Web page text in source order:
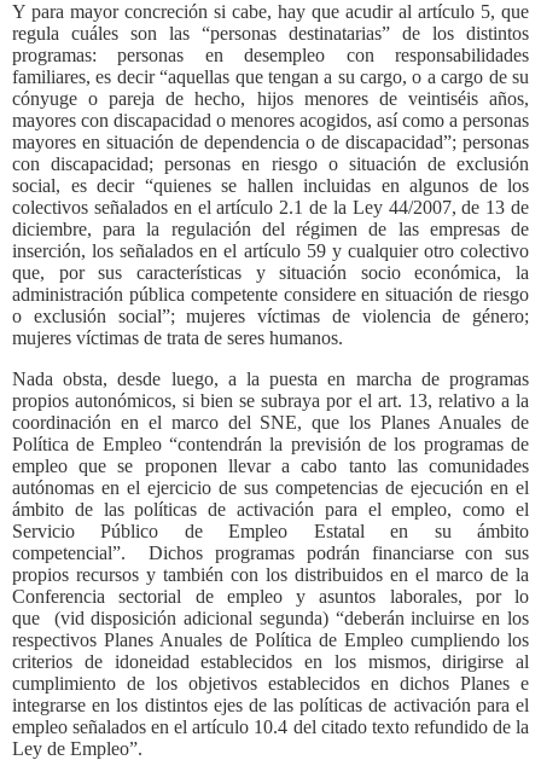
Y para mayor concreción si cabe, hay que acudir al artículo 5, que
regula cuáles son las “personas destinatarias” de los distintos
programas: personas en desempleo con responsabilidades
familiares, es decir “aquellas que tengan a su cargo, o a cargo de su
cónyuge o pareja de hecho, hijos menores de veintiséis años,
mayores con discapacidad o menores acogidos, así como a personas
mayores en situación de dependencia o de discapacidad”; personas
con discapacidad; personas en riesgo o situación de exclusión
social, es decir “quienes se hallen incluidas en algunos de los
colectivos señalados en el artículo 2.1 de la Ley 44/2007, de 13 de
diciembre, para la regulación del régimen de las empresas de
inserción, los señalados en el artículo 59 y cualquier otro colectivo
que, por sus características y situación socio económica, la
administración pública competente considere en situación de riesgo
o exclusión social”; mujeres víctimas de violencia de género;
mujeres víctimas de trata de seres humanos.
Nada obsta, desde luego, a la puesta en marcha de programas
propios autonómicos, si bien se subraya por el art. 13, relativo a la
coordinación en el marco del SNE, que los Planes Anuales de
Política de Empleo “contendrán la previsión de los programas de
empleo que se proponen llevar a cabo tanto las comunidades
autónomas en el ejercicio de sus competencias de ejecución en el
ámbito de las políticas de activación para el empleo, como el
Servicio Público de Empleo Estatal en su ámbito
competencial”. Dichos programas podrán financiarse con sus
propios recursos y también con los distribuidos en el marco de la
Conferencia sectorial de empleo y asuntos laborales, por lo
que (vid disposición adicional segunda) “deberán incluirse en los
respectivos Planes Anuales de Política de Empleo cumpliendo los
criterios de idoneidad establecidos en los mismos, dirigirse al
cumplimiento de los objetivos establecidos en dichos Planes e
integrarse en los distintos ejes de las políticas de activación para el
empleo señalados en el artículo 10.4 del citado texto refundido de la
Ley de Empleo”.